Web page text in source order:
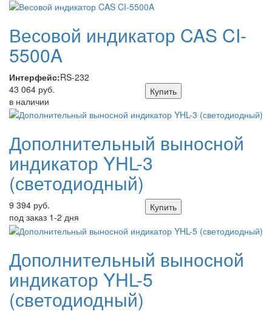
Весовой индикатор CAS CI-
5500A
Интерфейс:RS-232
43 064 руб.
в наличии
Купить
Дополнительный выносной
индикатор YHL-3
(светодиодный)
9 394 руб.
под заказ 1-2 дня
Купить
Дополнительный выносной
индикатор YHL-5
(светодиодный)